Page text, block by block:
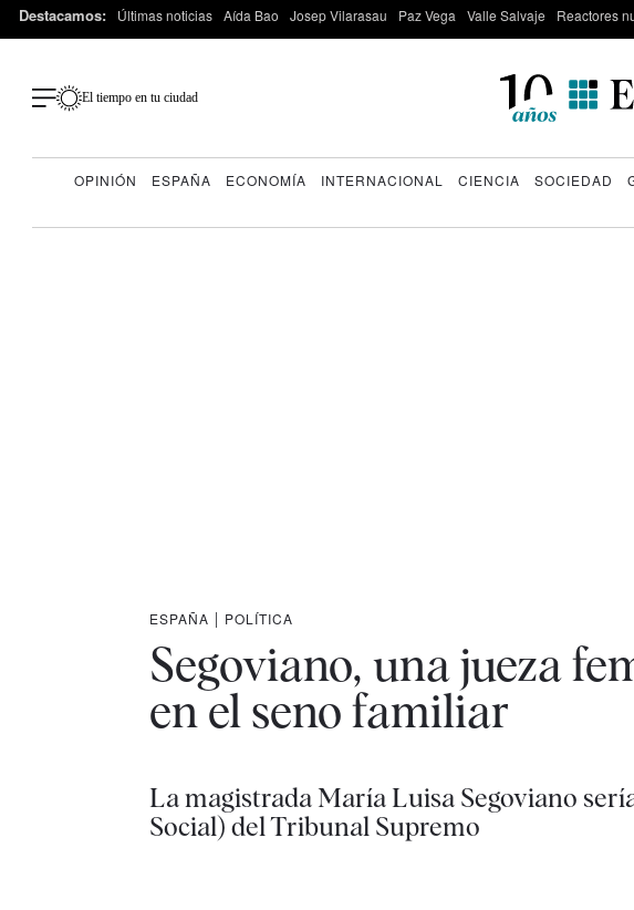
Destacamos: Últimas noticias Aída Bao Josep Vilarasau Paz Vega Valle Salvaje Reactores
El tiempo en tu ciudad
OPINIÓN ESPAÑA ECONOMÍA INTERNACIONAL CIENCIA SOCIEDAD
ESPAÑA | POLÍTICA
Segoviano, una jueza
en el seno familiar
La magistrada María Luisa Segoviano
Social) del Tribunal Supremo